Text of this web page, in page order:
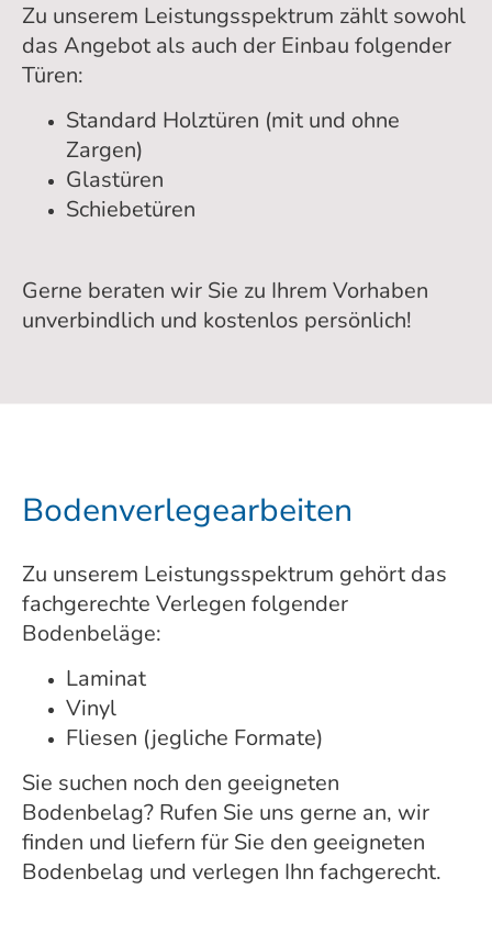
Zu unserem Leistungsspektrum zählt sowohl
das Angebot als auch der Einbau folgender
Türen:
Standard Holztüren (mit und ohne
Zargen)
Glastüren
Schiebetüren
Gerne beraten wir Sie zu Ihrem Vorhaben
unverbindlich und kostenlos persönlich!
Bodenverlegearbeiten
Zu unserem Leistungsspektrum gehört das
fachgerechte Verlegen folgender
Bodenbeläge:
Laminat
Vinyl
Fliesen (jegliche Formate)
Sie suchen noch den geeigneten
Bodenbelag? Rufen Sie uns gerne an, wir
finden und liefern für Sie den geeigneten
Bodenbelag und verlegen Ihn fachgerecht.